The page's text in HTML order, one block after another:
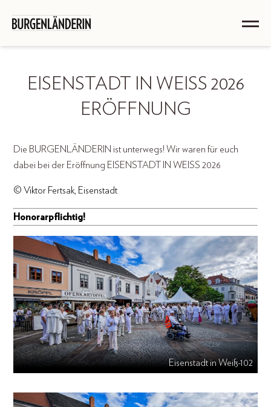
EISENSTADT IN WEISS 2026
ERÖFFNUNG
Die BURGENLÄNDERIN ist unterwegs! Wir waren für euch
dabei bei der Eröffnung EISENSTADT IN WEISS 2026
© Viktor Fertsak, Eisenstadt
Honorarpflichtig!
Eisenstadt in Weiß-102